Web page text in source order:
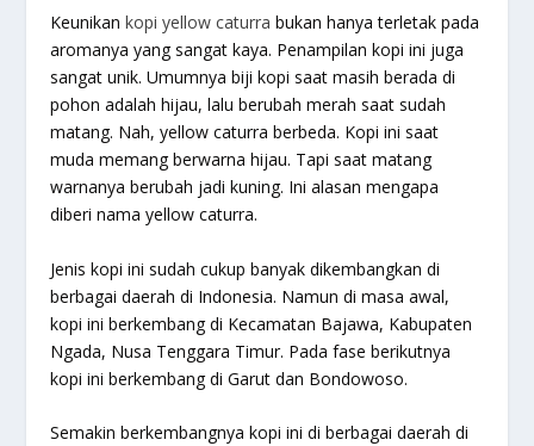
Keunikankopi yellow caturra bukan hanya terletak pada
aromanya yang sangat kaya. Penampilan kopi ini juga
sangat unik. Umumnya biji kopi saat masih berada di
pohon adalah hijau, lalu berubah merah saat sudah
matang. Nah, yellow caturra berbeda. Kopi ini saat
muda memang berwarna hijau. Tapi saat matang
warnanya berubah jadi kuning. Ini alasan mengapa
diberi nama yellow caturra.
Jenis kopi ini sudah cukup banyak dikembangkan di
berbagai daerah di Indonesia. Namun di masa awal,
kopi ini berkembang di Kecamatan Bajawa, Kabupaten
Ngada, Nusa Tenggara Timur. Pada fase berikutnya
kopi ini berkembang di Garut dan Bondowoso.
Semakin berkembangnya kopi ini di berbagai daerah di